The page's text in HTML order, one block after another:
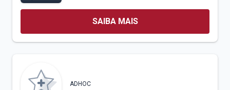
SAIBA MAIS
ADHOC